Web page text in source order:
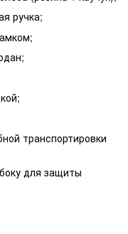
ручка;
транспортировки
для защиты